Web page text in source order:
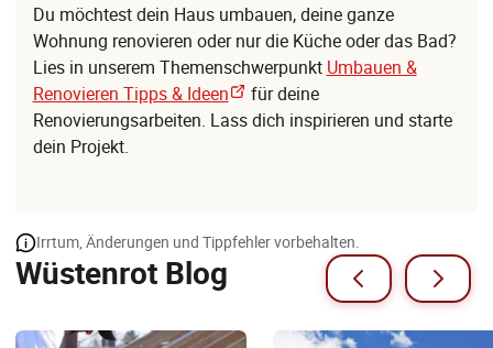
Du möchtest dein Haus umbauen, deine ganze
Wohnung renovieren oder nur die Küche oder das Bad?
Lies in unserem Themenschwerpunkt Umbauen &
Renovieren Tipps & Ideen
für deine
Renovierungsarbeiten. Lass dich inspirieren und starte
dein Projekt.
Irrtum, Änderungen und Tippfehler vorbehalten.
Wüstenrot Blog